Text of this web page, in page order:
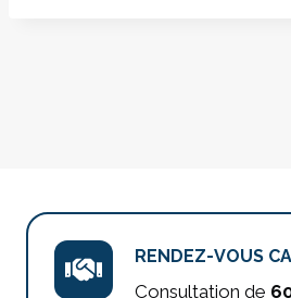
RENDEZ-VOUS
Consultation de